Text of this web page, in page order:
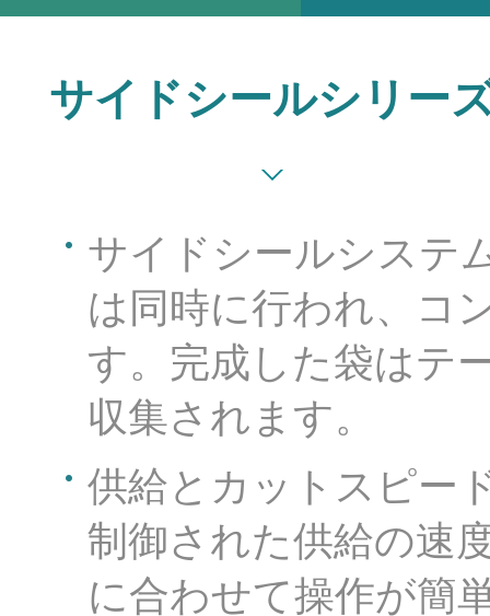
サイドシールシリー
サイドシールシステ
は同時に行われ、コ
す。完成した袋はテ
収集されます。
供給とカットスピー
制御された供給の速
に合わせて操作が簡